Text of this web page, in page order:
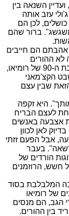
השנאה בין
עזב אותה
לכן הם
ברור שהם
אהבתם הם חייבים
ההורים
הזועמים, אלא הילדים הזועמים אף יותר, ואמו בת ה-90 של רומיאו,
הקצ'מאני
שבין עצם
היא זקפה
לעצם הבריח
אצבעה באנשים
לאן לכוון
אבל הפעם זזתי
בעבר
הורדים של
חשש, הרוזמנים
המלבלבת בסוד
של רומיאו
הגב, הם מנסים
בין ההורים.